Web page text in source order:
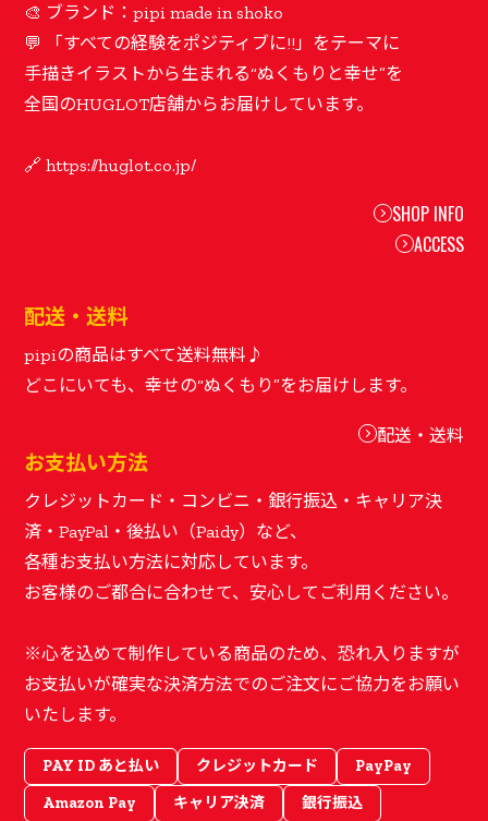
🎨 ブランド：pipi made in shoko
💬 「すべての経験をポジティブに!!」をテーマに
手描きイラストから生まれる“ぬくもりと幸せ”を
全国のHUGLOT店舗からお届けしています。
SHOP INFO
ACCESS
配送・送料
pipiの商品はすべて送料無料♪
配送・送料
お支払い方法
クレジットカード・コンビニ・銀行振込・キャリア決
済・PayPal・後払い（Paidy）など、
各種お支払い方法に対応しています。
お客様のご都合に合わせて、安心してご利用ください。
※心を込めて制作している商品のため、恐れ入りますが
お支払いが確実な決済方法でのご注文にご協力をお願い
いたします。
PAY ID あと払い クレジットカード
PayPay
Amazon Pay
キャリア決済
銀行振込